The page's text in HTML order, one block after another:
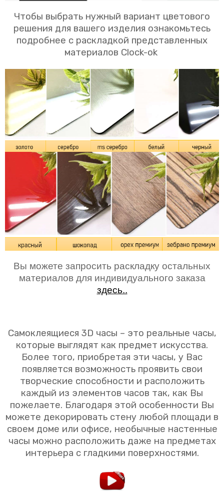
Чтобы выбрать нужный вариант цветового
решения для вашего изделия ознакомьтесь
подробнее с раскладкой представленных
материалов Clock-ok
Вы можете запросить раскладку остальных
материалов для индивидуального заказа
здесь..
Самоклеящиеся 3D часы – это реальные часы,
которые выглядят как предмет искусства.
Более того, приобретая эти часы, у Вас
появляется возможность проявить свои
творческие способности и расположить
каждый из элементов часов так, как Вы
пожелаете. Благодаря этой особенности Вы
можете декорировать стену любой площади в
своем доме или офисе, необычные настенные
часы можно расположить даже на предметах
интерьера с гладкими поверхностями.